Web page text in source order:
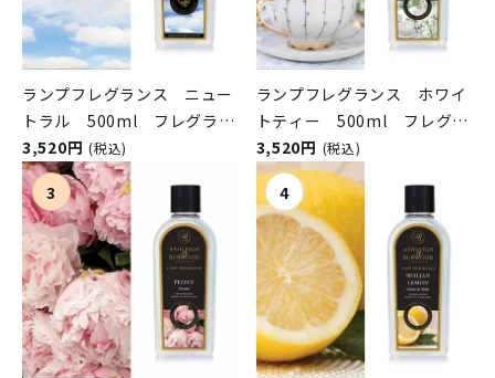
ランプフレグランス ニュー
トラル 500ml フレグラン
スランプ用オイル
ASHLEIGH&BURWOOD（ア
シュレイアンドバーウッド）
3,520円 (税込)
ランプフレグランス ホワイ
トティー 500ml フレグラ
ンスランプ用オイル
ASHLEIGH&BURWOOD（ア
シュレイアンドバーウッド）
3,520円 (税込)